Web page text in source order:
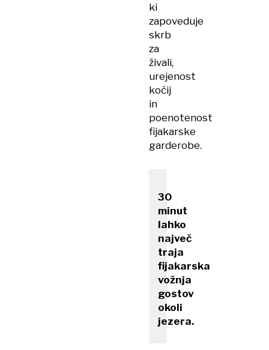
ki
zapoveduje
skrb
za
živali,
urejenost
kočij
in
poenotenost
fijakarske
garderobe.
30
minut
lahko
največ
traja
fijakarska
vožnja
gostov
okoli
jezera.